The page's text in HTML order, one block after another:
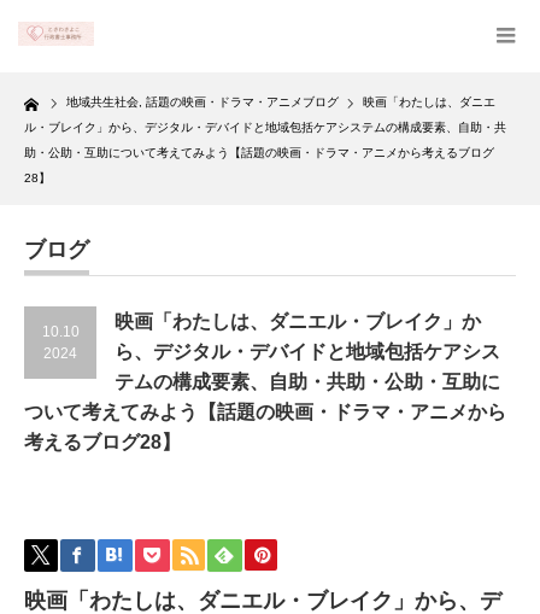
Home 地域共生社会 話題の映画・ドラマ・アニメブログ
映画「わたしは、ダニエ
ル・ブレイク」から、デジタル・デバイドと地域包括ケアシステムの構成要素、自助・共
助・公助・互助について考えてみよう【話題の映画・ドラマ・アニメから考えるブログ
28】
ブログ
10.10
2024
映画「わたしは、ダニエル・ブレイク」か
ら、デジタル・デバイドと地域包括ケアシス
テムの構成要素、自助・共助・公助・互助に
ついて考えてみよう【話題の映画・ドラマ・アニメから
考えるブログ28】
映画「わたしは、ダニエル・ブレイク」から、デ